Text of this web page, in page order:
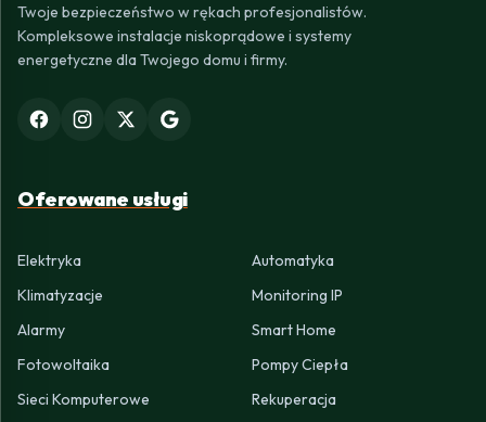
Twoje bezpieczeństwo w rękach profesjonalistów.
Kompleksowe instalacje niskoprądowe i systemy
energetyczne dla Twojego domu i firmy.
Oferowane usługi
Elektryka
Automatyka
Klimatyzacje
Monitoring IP
Alarmy
Smart Home
Fotowoltaika
Pompy Ciepła
Sieci Komputerowe
Rekuperacja